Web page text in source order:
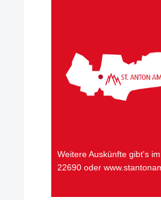
Weitere Auskünfte gibt's
22690 oder